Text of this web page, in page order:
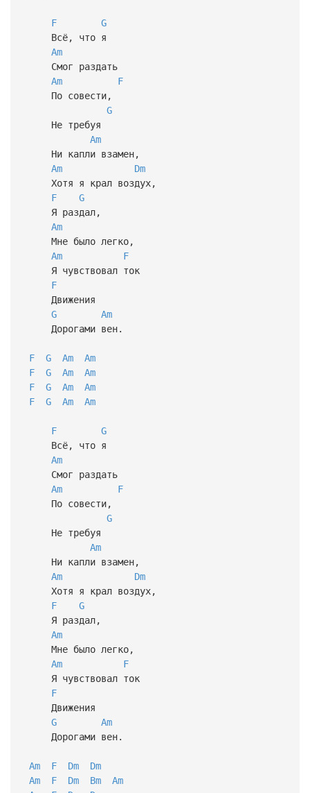
F
G
Всё, что я
Am
Смог раздать
Am
F
По совести,
G
Не требуя
Am
Ни капли взамен,
Am
Dm
Хотя я крал воздух,
F
G
Я раздал,
Am
Мне было легко,
Am
F
Я чувствовал ток
F
Движения
G
Am
Дорогами вен.
F G Am
Am
F
G Am
Am
F
G Am
Am
F
G Am Am
F
G
Всё, что я
Am
Смог раздать
Am
F
По совести,
G
Не требуя
Am
Ни капли взамен,
Am
Dm
Хотя я крал воздух,
F
G
Я раздал,
Am
Мне было легко,
Am
F
Я чувствовал ток
F
Движения
G
Am
Дорогами вен.
Am F Dm
Dm
Am
F Dm Bm
Am